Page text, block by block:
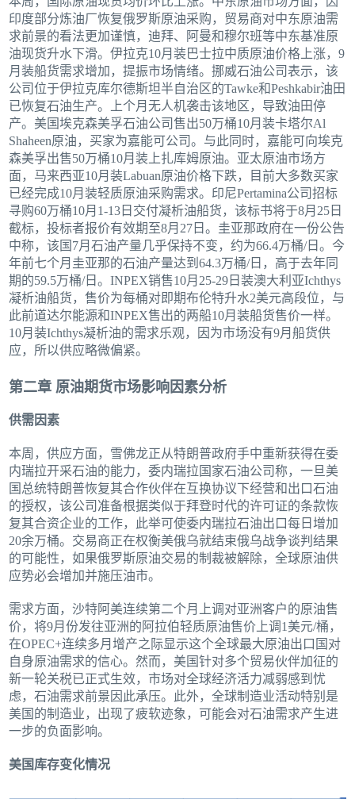
印度部分炼油厂恢复俄罗斯原油采购，贸易商对中东原油需
求前景的看法更加谨慎，迪拜、阿曼和穆尔班等中东基准原
油现货升水下滑。伊拉克10月装巴士拉中质原油价格上涨，9
月装船货需求增加，提振市场情绪。挪威石油公司表示，该
公司位于伊拉克库尔德斯坦半自治区的Tawke和Peshkabir油田
已恢复石油生产。上个月无人机袭击该地区，导致油田停
产。美国埃克森美孚石油公司售出50万桶10月装卡塔尔Al
Shaheen原油，买家为嘉能可公司。与此同时，嘉能可向埃克
森美孚出售50万桶10月装上扎库姆原油。亚太原油市场方
面，马来西亚10月装Labuan原油价格下跌，目前大多数买家
已经完成10月装轻质原油采购需求。印尼Pertamina公司招标
寻购60万桶10月1-13日交付凝析油船货，该标书将于8月25日
截标，投标者报价有效期至8月27日。圭亚那政府在一份公告
中称，该国7月石油产量几乎保持不变，约为66.4万桶/日。今
年前七个月圭亚那的石油产量达到64.3万桶/日，高于去年同
期的59.5万桶/日。INPEX销售10月25-29日装澳大利亚Ichthys
凝析油船货，售价为每桶对即期布伦特升水2美元高段位，与
此前道达尔能源和INPEX售出的两船10月装船货售价一样。
10月装Ichthys凝析油的需求乐观，因为市场没有9月船货供
应，所以供应略微偏紧。
第二章 原油期货市场影响因素分析
供需因素
本周，供应方面，雪佛龙正从特朗普政府手中重新获得在委
内瑞拉开采石油的能力，委内瑞拉国家石油公司称，一旦美
国总统特朗普恢复其合作伙伴在互换协议下经营和出口石油
的授权，该公司准备根据类似于拜登时代的许可证的条款恢
复其合资企业的工作，此举可使委内瑞拉石油出口每日增加
20余万桶。交易商正在权衡美俄乌就结束俄乌战争谈判结果
的可能性，如果俄罗斯原油交易的制裁被解除，全球原油供
应势必会增加并施压油市。
需求方面，沙特阿美连续第二个月上调对亚洲客户的原油售
价，将9月份发往亚洲的阿拉伯轻质原油售价上调1美元/桶，
在OPEC+连续多月增产之际显示这个全球最大原油出口国对
自身原油需求的信心。然而，美国针对多个贸易伙伴加征的
新一轮关税已正式生效，市场对全球经济活力减弱感到忧
虑，石油需求前景因此承压。此外，全球制造业活动特别是
美国的制造业，出现了疲软迹象，可能会对石油需求产生进
一步的负面影响。
美国库存变化情况